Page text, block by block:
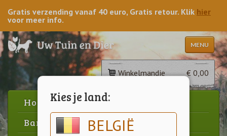
Kies je land:
BELGIË
Gratis verzending vanaf 40 euro, Gratis retour. Klik hier
voor meer info.
MENU
Winkelmandje € 0,00
Home
Barbecue